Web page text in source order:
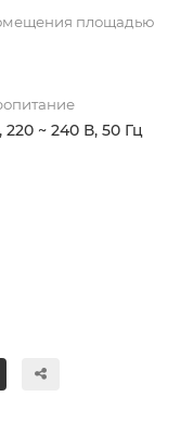
площадью
220 ~ 240 В, 50 Гц